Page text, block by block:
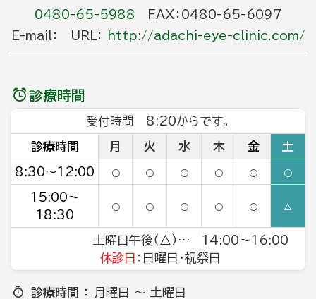
0480-65-5988
FAX：0480-65-6097
E-mail： URL：
http://adachi-eye-clinic.com/
診療時間
受付時間 8:20からです。
診療時間 月 火 水 木 金 土
8:30～12:00 ○ ○ ○ ○ ○ ○
15:00～
18:30
○ ○ ○ ○ ○ △
土曜日午後（△）… 14:00～16:00
休診日 ：日曜日・祝祭日
診療時間 ： 月曜日 ～ 土曜日